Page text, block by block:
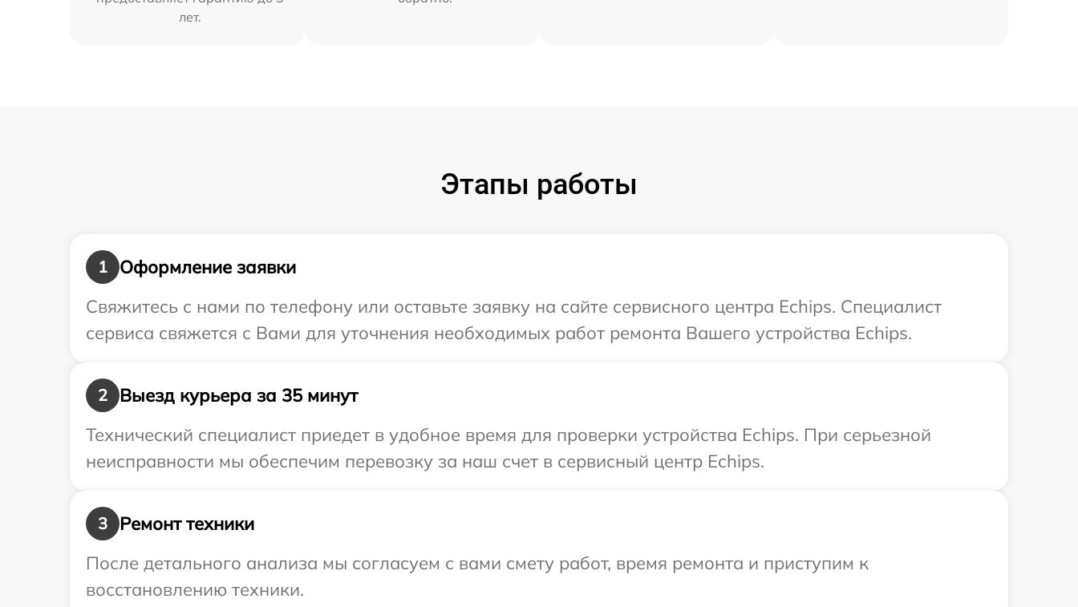
лет.
Этапы работы
1
Оформление заявки
Свяжитесь с нами по телефону или оставьте заявку на сайте сервисного центра Echips. Специалист
сервиса свяжется с Вами для уточнения необходимых работ ремонта Вашего устройства Echips.
2
Выезд курьера за 35 минут
Технический специалист приедет в удобное время для проверки устройства Echips. При серьезной
неисправности мы обеспечим перевозку за наш счет в сервисный центр Echips.
3
Ремонт техники
После детального анализа мы согласуем с вами смету работ, время ремонта и приступим к
восстановлению техники.